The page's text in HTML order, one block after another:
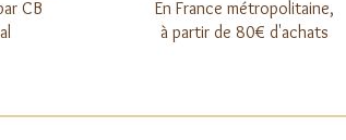
CB
En France métropolitaine,
à partir de 80€ d'achats